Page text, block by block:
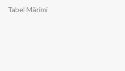
Tabel Mărimi